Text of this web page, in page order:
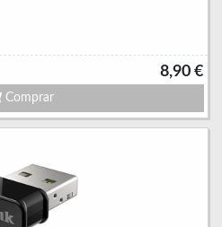
8,90 €
Comprar